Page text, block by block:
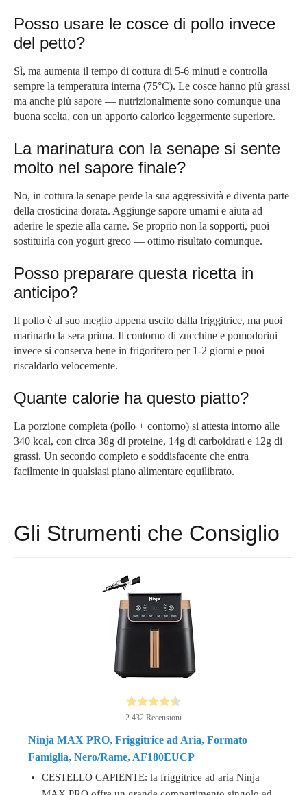
Posso usare le cosce di pollo invece
del petto?
Sì, ma aumenta il tempo di cottura di 5-6 minuti e controlla
sempre la temperatura interna (75°C). Le cosce hanno più grassi
ma anche più sapore — nutrizionalmente sono comunque una
buona scelta, con un apporto calorico leggermente superiore.
La marinatura con la senape si sente
molto nel sapore finale?
No, in cottura la senape perde la sua aggressività e diventa parte
della crosticina dorata. Aggiunge sapore umami e aiuta ad
aderire le spezie alla carne. Se proprio non la sopporti, puoi
sostituirla con yogurt greco — ottimo risultato comunque.
Posso preparare questa ricetta in
anticipo?
Il pollo è al suo meglio appena uscito dalla friggitrice, ma puoi
marinarlo la sera prima. Il contorno di zucchine e pomodorini
invece si conserva bene in frigorifero per 1-2 giorni e puoi
riscaldarlo velocemente.
Quante calorie ha questo piatto?
La porzione completa (pollo + contorno) si attesta intorno alle
340 kcal, con circa 38g di proteine, 14g di carboidrati e 12g di
grassi. Un secondo completo e soddisfacente che entra
facilmente in qualsiasi piano alimentare equilibrato.
Gli Strumenti che Consiglio
2.432 Recensioni
Ninja MAX PRO, Friggitrice ad Aria, Formato
Famiglia, Nero/Rame, AF180EUCP
CESTELLO CAPIENTE: la friggitrice ad aria Ninja